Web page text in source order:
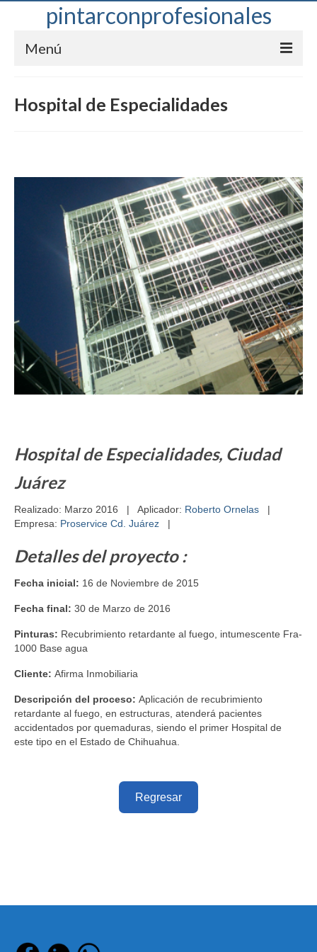
pintarconprofesionales
Menú
Servicios
Clientes
Ubícanos
Contacto
Hospital de Especialidades
Hospital de Especialidades, Ciudad
Juárez
Realizado: Marzo 2016 | Aplicador: Roberto Ornelas |
Empresa: Proservice Cd. Juárez |
Detalles del proyecto :
Fecha inicial: 16 de Noviembre de 2015
Fecha final: 30 de Marzo de 2016
Pinturas: Recubrimiento retardante al fuego, intumescente Fra-
1000 Base agua
Cliente: Afirma Inmobiliaria
Descripción del proceso: Aplicación de recubrimiento
retardante al fuego, en estructuras, atenderá pacientes
accidentados por quemaduras, siendo el primer Hospital de
este tipo en el Estado de Chihuahua.
Regresar